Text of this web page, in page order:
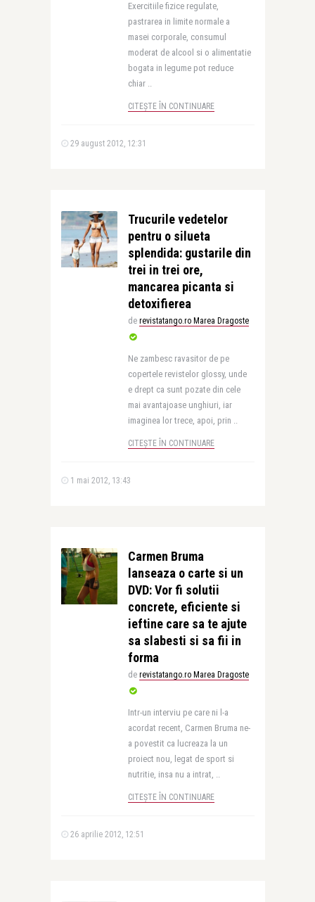
Exercitiile fizice regulate,
pastrarea in limite normale a
masei corporale, consumul
moderat de alcool si o alimentatie
bogata in legume pot reduce
chiar ..
CITEȘTE ÎN CONTINUARE
29 august 2012, 12:31
Trucurile vedetelor
pentru o silueta
splendida: gustarile din
trei in trei ore,
mancarea picanta si
detoxifierea
de revistatango.ro Marea Dragoste
Ne zambesc ravasitor de pe
copertele revistelor glossy, unde
e drept ca sunt pozate din cele
mai avantajoase unghiuri, iar
imaginea lor trece, apoi, prin ..
CITEȘTE ÎN CONTINUARE
1 mai 2012, 13:43
Carmen Bruma
lanseaza o carte si un
DVD: Vor fi solutii
concrete, eficiente si
ieftine care sa te ajute
sa slabesti si sa fii in
forma
de revistatango.ro Marea Dragoste
Intr-un interviu pe care ni l-a
acordat recent, Carmen Bruma ne-
a povestit ca lucreaza la un
proiect nou, legat de sport si
nutritie, insa nu a intrat, ..
CITEȘTE ÎN CONTINUARE
26 aprilie 2012, 12:51